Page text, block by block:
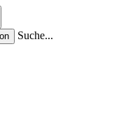
Suche...